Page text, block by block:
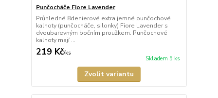
Punčocháče Fiore Lavender
Průhledné 8denierové extra jemné punčochové
kalhoty (punčocháče, silonky) Fiore Lavender s
dvoubarevným bočním proužkem. Punčochové
kalhoty mají ...
219 Kč/ks
Skladem 5 ks
Zvolit variantu